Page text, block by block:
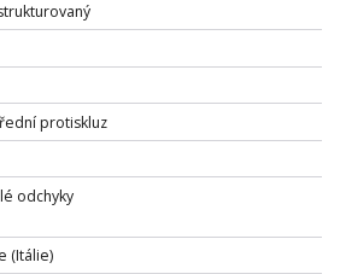
protiskluz
odchyky
(Itálie)